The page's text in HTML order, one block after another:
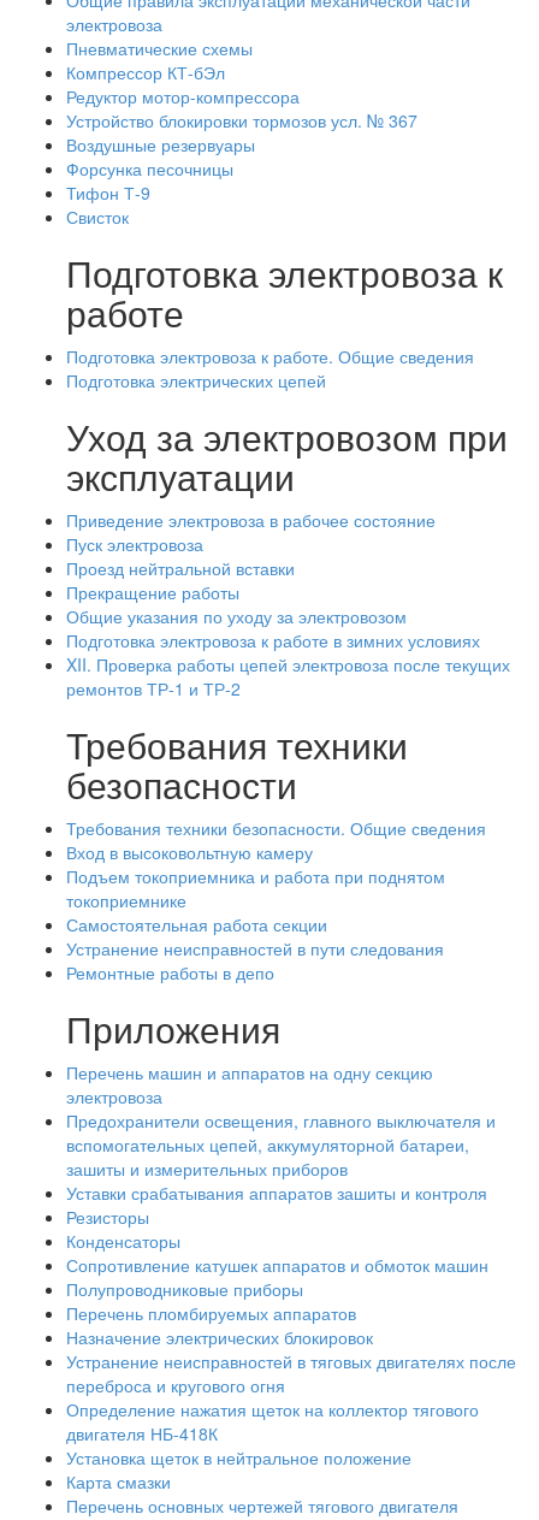
электровоза
Пневматические схемы
Компрессор КТ-бЭл
Редуктор мотор-компрессора
Устройство блокировки тормозов усл. № 367
Воздушные резервуары
Форсунка песочницы
Тифон Т-9
Свисток
Подготовка электровоза к
работе
Подготовка электровоза к работе. Общие сведения
Подготовка электрических цепей
Уход за электровозом при
эксплуатации
Приведение электровоза в рабочее состояние
Пуск электровоза
Проезд нейтральной вставки
Прекращение работы
Общие указания по уходу за электровозом
Подготовка электровоза к работе в зимних условиях
XII. Проверка работы цепей электровоза после текущих
ремонтов ТР-1 и ТР-2
Требования техники
безопасности
Требования техники безопасности. Общие сведения
Вход в высоковольтную камеру
Подъем токоприемника и работа при поднятом
токоприемнике
Самостоятельная работа секции
Устранение неисправностей в пути следования
Ремонтные работы в депо
Приложения
Перечень машин и аппаратов на одну секцию
электровоза
Предохранители освещения, главного выключателя и
вспомогательных цепей, аккумуляторной батареи,
зашиты и измерительных приборов
Уставки срабатывания аппаратов зашиты и контроля
Резисторы
Конденсаторы
Сопротивление катушек аппаратов и обмоток машин
Полупроводниковые приборы
Перечень пломбируемых аппаратов
Назначение электрических блокировок
Устранение неисправностей в тяговых двигателях после
переброса и кругового огня
Определение нажатия щеток на коллектор тягового
двигателя НБ-418К
Установка щеток в нейтральное положение
Карта смазки
Перечень основных чертежей тягового двигателя